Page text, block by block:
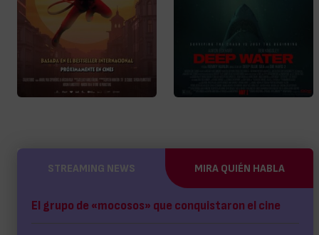
STREAMING NEWS MIRA QUIÉN HABLA
El grupo de «mocosos» que conquistaron el cine